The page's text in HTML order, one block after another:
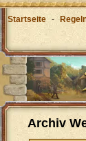
Startseite -
Archiv